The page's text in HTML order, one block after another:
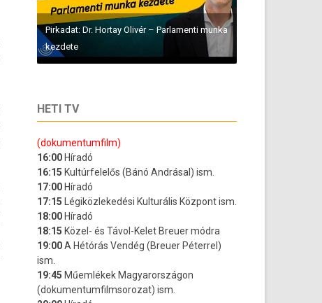
Pirkadat: Dr. Hortay Olivér – Parlamenti munka
kezdete
HETI TV